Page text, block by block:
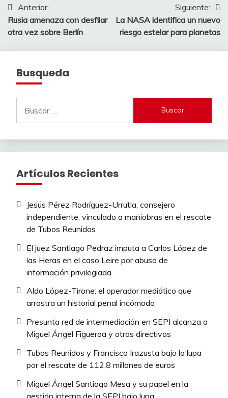
Navegación
de
Anterior:
Rusia amenaza con desfilar
otra vez sobre Berlín
Siguiente:
La NASA identifica un nuevo
riesgo estelar para planetas
Busqueda
Artículos Recientes
Jesús Pérez Rodríguez-Urrutia, consejero
independiente, vinculado a maniobras en el rescate
de Tubos Reunidos
El juez Santiago Pedraz imputa a Carlos López de
las Heras en el caso Leire por abuso de
información privilegiada
Aldo López-Tirone: el operador mediático que
arrastra un historial penal incómodo
Presunta red de intermediación en SEPI alcanza a
Miguel Ángel Figueroa y otros directivos
Tubos Reunidos y Francisco Irazusta bajo la lupa
por el rescate de 112,8 millones de euros
Miguel Ángel Santiago Mesa y su papel en la
gestión interna de la SEPI bajo lupa